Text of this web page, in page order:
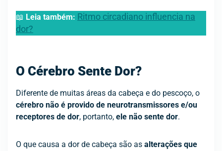
📖 Leia também: Ritmo circadiano influencia na
dor?
O Cérebro Sente Dor?
Diferente de muitas áreas da cabeça e do pescoço, o
cérebro não é provido de neurotransmissores e/ou
receptores de dor, portanto, ele não sente dor.
O que causa a dor de cabeça são as alterações que